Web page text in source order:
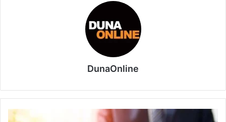
DunaOnline
Kényszergyógykezelés